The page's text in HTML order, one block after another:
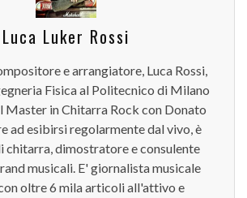
Luca Luker Rossi
e arrangiatore, Luca Rossi,
Fisica al Politecnico di Milano
Master in Chitarra Rock con Donato
ad esibirsi regolarmente dal vivo, è
chitarra, dimostratore e consulente
musicali. E' giornalista musicale
oltre 6 mila articoli all'attivo e